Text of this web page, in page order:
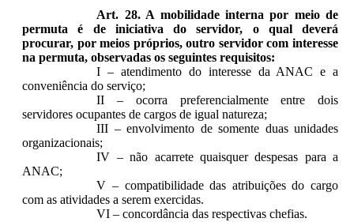
Art. 28. A mobilidade interna por meio de
permuta é de iniciativa do servidor, o qual deverá
procurar, por meios próprios, outro servidor com interesse
na permuta, observadas os seguintes requisitos:
I – atendimento do interesse da ANAC e a
conveniência do serviço;
II – ocorra preferencialmente entre dois
servidores ocupantes de cargos de igual natureza;
III – envolvimento de somente duas unidades
organizacionais;
IV – não acarrete quaisquer despesas para a
ANAC;
V – compatibilidade das atribuições do cargo
com as atividades a serem exercidas.
VI – concordância das respectivas chefias.